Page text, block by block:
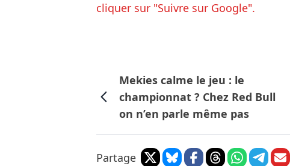
cliquer sur "Suivre sur Google".
Mekies calme le jeu : le
championnat ? Chez Red Bull
on n’en parle même pas
Partage